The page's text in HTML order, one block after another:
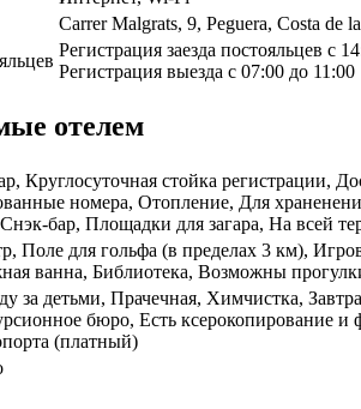
Carrer Malgrats, 9, Peguera, Costa de
Регистрация заезда постояльцев с
Регистрация выезда с 07:00 до 11:00
отелем
Круглосуточная стойка регистрации,
номера, Отопление, Для
бар, Площадки для загара, На всей
Поле для гольфа (в пределах 3 км),
ванна, Библиотека, Возможны
за детьми, Прачечная, Химчистка,
бюро, Есть ксерокопирование
(платный)